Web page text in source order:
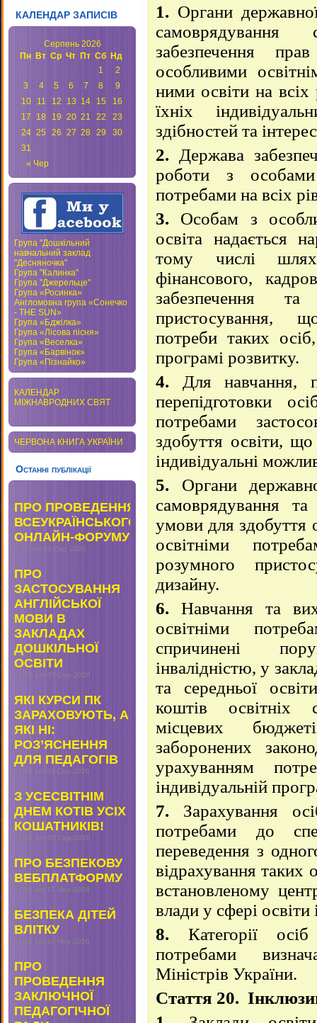
КАЛЕНДАР ЗАПИСІВ
Серпень 2026
Пн
Вт Ср Чт Пт Сб Нд
« Чер
1
2
3
4 5 6 7 8
9
10
11 12 13 14 15
16
17
18 19 20 21 22
23
24 25 26 27 28 29
30
31
Група "Дошкільний
навчальний заклад
"Десняночка"
Група "Калинка"
Група "Джерельце"
Група «Росинка»
Англомовна група «Сонечко
- THE SUN»
Група «Бджілка»
Група «Лісова пісня»
Група «Веселка»
Група «Барвінок»
Група «Пізнайко»
КАЛЕНДАР
МІЖНАВРОДНИХ СВЯТ
ЧЕРВОНА КНИГА УКРАЇНИ
Останні публікації
ПРО ПРОВЕДЕННЯ
ВСЕУКРАЇНСЬКОГО
ОНЛАЙН-ФОРУМУ
1:20 pm 05 Сер 2026
ПРО
ЗАСТОСУВАННЯ
АНГЛІЙСЬКОЇ
МОВИ В
ЗАКЛАДАХ
ДОШКІЛЬНОЇ
ОСВІТИ
12:25 pm 05 Сер 2026
ЯКІ КУРСИ ПК
ЗАРАХОВУЮТЬ, А
ЯКІ НІ:
РОЗ’ЯСНЕННЯ
ДЛЯ ПЕДАГОГІВ
11:43 am 05 Сер 2026
З УСЕСВІТНІМ
ДНЕМ КОТІВ УСІХ
КОШАТНИКІВ!
10:31 am 05 Сер 2026
ПРО БЕЗПЕКОВУ
ВЕБПЛАТФОРМУ
11:32 am 17 Чер 2026
БЕЗПЕКА ДІТЕЙ
ВЛІТКУ
11:44 am 10 Чер 2026
ПРО
ПРОВЕДЕННЯ
ЗАКЛЮЧНОЇ
ПЕДАГОГІЧНОЇ
1. Органи
забезпечення
особливими
ними освіти на всіх
їхніх
здібностей та
2. Держава
роботи з
потребами на всіх
3. Особам з
освіта надається
тому числі
фінансового,
забезпечення та
пристосування,
потреби таких
програмі розвитку.
4. Для навчання,
перепідготовки
потребами
здобуття освіти,
індивідуальні
5. Органи
самоврядування
умови для здобуття
освітніми
розумного
дизайну.
6. Навчання та
освітніми
спричинені
інвалідністю, у
та середньої
коштів освітніх
місцевих
заборонених
урахуванням
індивідуальній
7. Зарахування
потребами до
переведення з
відрахування таких
встановленому
влади у сфері освіти
8. Категорії
потребами
Міністрів України.
Стаття 20.